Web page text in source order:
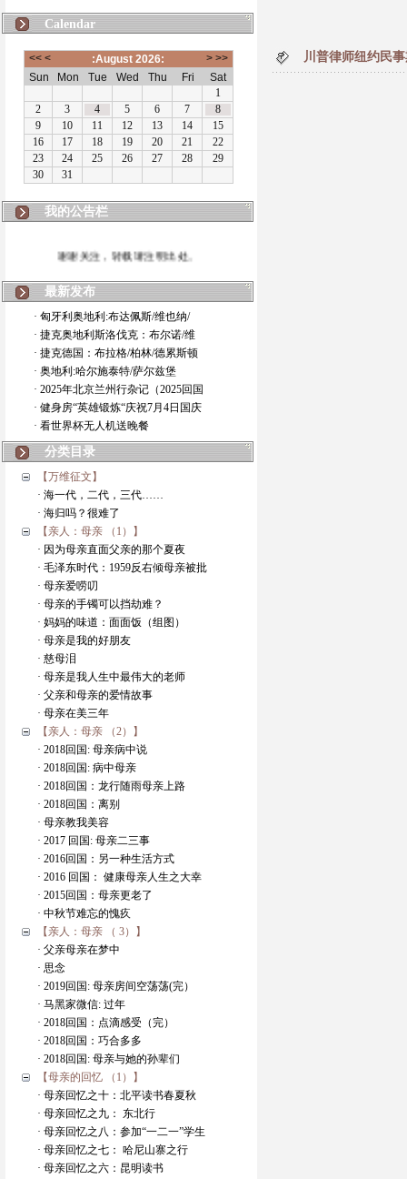
Calendar
我的公告栏 N L665
最新发布
· 匈牙利奥地利:布达佩斯/维也纳/
· 捷克奥地利斯洛伐克：布尔诺/维
· 捷克德国：布拉格/柏林/德累斯顿
· 奥地利:哈尔施泰特/萨尔兹堡
· 2025年北京兰州行杂记（2025回国
· 健身房“英雄锻炼“庆祝7月4日国庆
· 看世界杯无人机送晚餐
分类目录
【万维征文】
· 海一代，二代，三代……
· 海归吗？很难了
【亲人：母亲 （1）】
· 因为母亲直面父亲的那个夏夜
· 毛泽东时代：1959反右倾母亲被批
· 母亲爱唠叨
· 母亲的手镯可以挡劫难？
· 妈妈的味道：面面饭（组图）
· 母亲是我的好朋友
· 慈母泪
· 母亲是我人生中最伟大的老师
· 父亲和母亲的爱情故事
· 母亲在美三年
【亲人：母亲 （2）】
· 2018回国: 母亲病中说
· 2018回国: 病中母亲
· 2018回国：龙行随雨母亲上路
· 2018回国：离别
· 母亲教我美容
· 2017 回国: 母亲二三事
· 2016回国：另一种生活方式
· 2016 回国： 健康母亲人生之大幸
· 2015回国：母亲更老了
· 中秋节难忘的愧疚
【亲人：母亲 （ 3）】
· 父亲母亲在梦中
· 思念
· 2019回国: 母亲房间空荡荡(完）
· 马黑家微信: 过年
· 2018回国：点滴感受（完）
· 2018回国：巧合多多
· 2018回国: 母亲与她的孙辈们
【母亲的回忆 （1）】
· 母亲回忆之十：北平读书春夏秋
· 母亲回忆之九： 东北行
· 母亲回忆之八：参加“一二一”学生
· 母亲回忆之七： 哈尼山寨之行
· 母亲回忆之六：昆明读书
川普律师纽约民